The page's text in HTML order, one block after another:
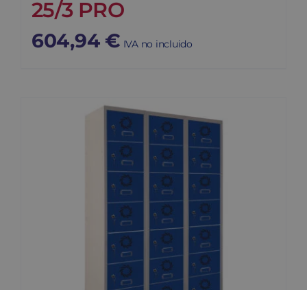
25/3 PRO
604,94 € IVA no incluido